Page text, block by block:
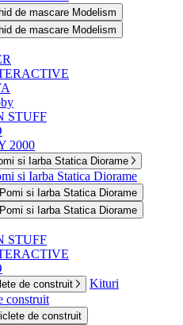
de mascare Modelism
de mascare Modelism
STUFF
2000
si Iarba Statica Diorame
si Iarba Statica Diorame
si Iarba Statica Diorame
si Iarba Statica Diorame
STUFF
de construit
Kituri
construit
de construit